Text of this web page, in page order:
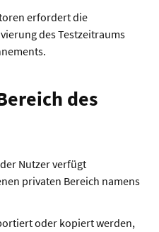
erfordert die
des Testzeitraums
des
Nutzer verfügt
privaten Bereich namens
oder kopiert werden,